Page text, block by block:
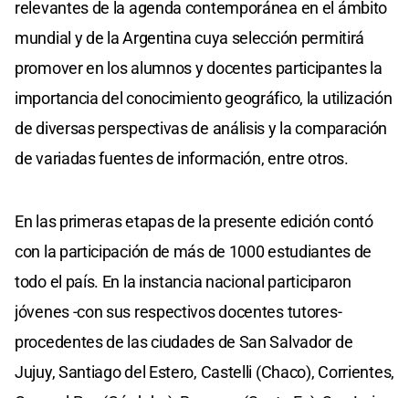
relevantes de la agenda contemporánea en el ámbito
mundial y de la Argentina cuya selección permitirá
promover en los alumnos y docentes participantes la
importancia del conocimiento geográfico, la utilización
de diversas perspectivas de análisis y la comparación
de variadas fuentes de información, entre otros.
En las primeras etapas de la presente edición contó
con la participación de más de 1000 estudiantes de
todo el país. En la instancia nacional participaron
jóvenes -con sus respectivos docentes tutores-
procedentes de las ciudades de San Salvador de
Jujuy, Santiago del Estero, Castelli (Chaco), Corrientes,